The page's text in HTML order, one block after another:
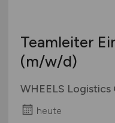
Teamleiter
(m/w/d)
WHEELS Logistics
heute